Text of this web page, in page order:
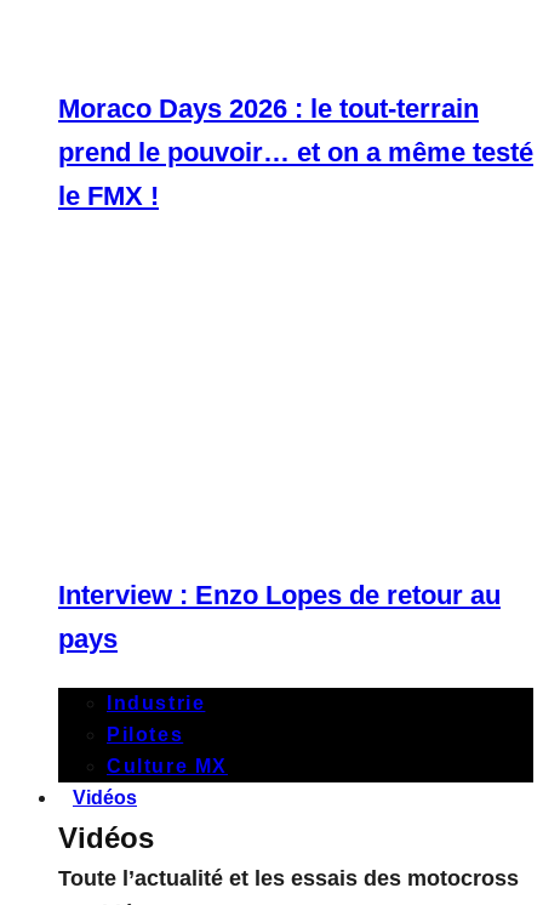
Moraco Days 2026 : le tout-terrain
prend le pouvoir… et on a même testé
le FMX !
Interview : Enzo Lopes de retour au
pays
Industrie
Pilotes
Culture MX
Vidéos
Vidéos
Toute l’actualité et les essais des motocross